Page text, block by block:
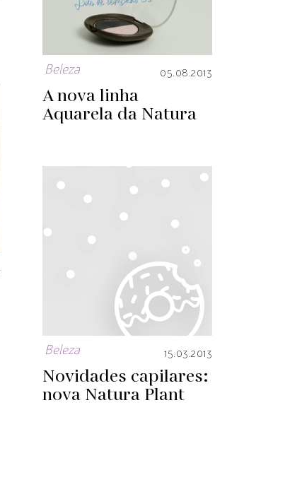
Beleza 05.08.2013
A nova linha
Aquarela da Natura
Beleza 15.03.2013
Novidades capilares:
nova Natura Plant